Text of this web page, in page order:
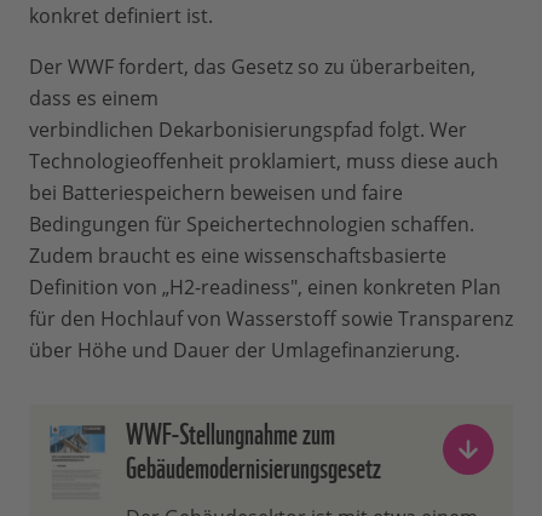
konkret definiert ist.
Der WWF fordert, das Gesetz so zu überarbeiten,
dass es einem
verbindlichen Dekarbonisierungspfad folgt. Wer
Technologieoffenheit proklamiert, muss diese auch
bei Batteriespeichern beweisen und faire
Bedingungen für Speichertechnologien schaffen.
Zudem braucht es eine wissenschaftsbasierte
Definition von „H2-readiness", einen konkreten Plan
für den Hochlauf von Wasserstoff sowie Transparenz
über Höhe und Dauer der Umlagefinanzierung.
WWF-Stellungnahme zum
Gebäudemodernisierungsgesetz